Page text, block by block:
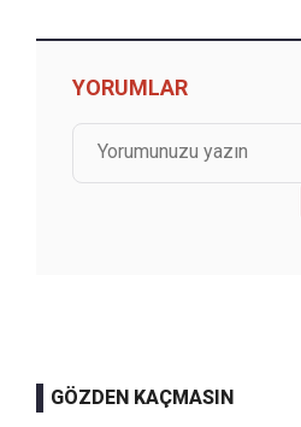
YORUMLAR
GÖZDEN KAÇMASIN